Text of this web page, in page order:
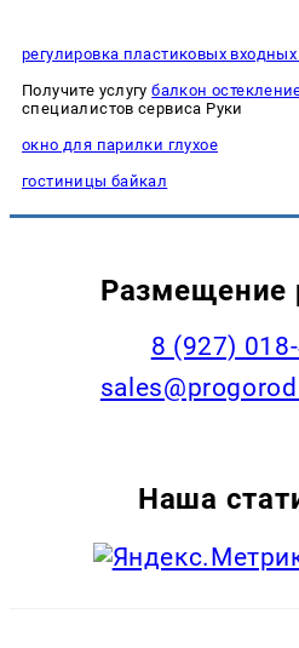
регулировка пластиковых
Получите услугубалкон
специалистов сервиса Руки
окно для парилки глухое
гостиницы байкал
Размещение
8 (927)
Наша